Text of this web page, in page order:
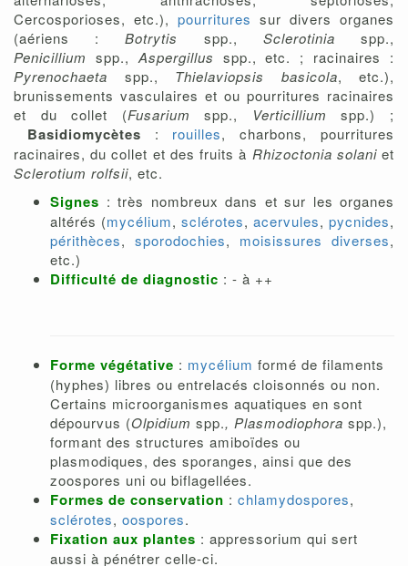
Cercosporioses, etc.), pourritures sur divers organes
(aériens :Botrytis spp., Sclerotiniaspp.,
Penicillium spp.,Aspergillus spp., etc. ; racinaires :
Pyrenochaeta spp., Thielaviopsis basicola, etc.),
brunissements vasculaires et ou pourritures racinaires
et du collet (Fusarium spp., Verticillium spp.) ;
Basidiomycètes : rouilles, charbons, pourritures
racinaires, du collet et des fruits à Rhizoctonia solaniet
Sclerotium rolfsii, etc.
Signes : très nombreux dans et sur les organes
altérés (mycélium, sclérotes, acervules, pycnides,
périthèces, sporodochies, moisissures diverses,
etc.)
Difficulté de diagnostic : - à ++
Forme végétative : mycélium formé de filaments
(hyphes) libres ou entrelacés cloisonnés ou non.
Certains microorganismes aquatiques en sont
dépourvus (Olpidium spp., Plasmodiophora spp.),
formant des structures amiboïdes ou
plasmodiques, des sporanges, ainsi que des
zoospores uni ou biflagellées.
Formes de conservation : chlamydospores,
sclérotes, oospores.
Fixation aux plantes : appressorium qui sert
aussi à pénétrer celle-ci.